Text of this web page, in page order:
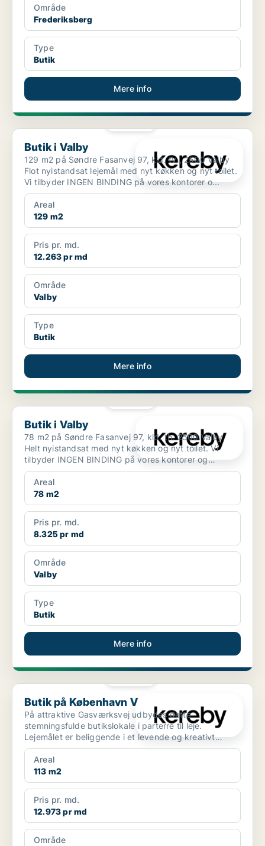
Område
Frederiksberg
Type
Butik
Mere info
Butik i Valby
Butik i Valby
129 m2 på Søndre Fasanvej 97, kld. tv., 2500 Valby
Flot nyistandsat lejemål med nyt køkken og nyt toilet.
Vi tilbyder INGEN BINDING på vores kontorer o...
Areal
129 m2
Pris pr. md.
12.263 pr md
Område
Valby
Type
Butik
Mere info
Butik i Valby
Butik i Valby
78 m2 på Søndre Fasanvej 97, kld. th. 2500 Valby
Helt nyistandsat med nyt køkken og nyt toilet. Vi
tilbyder INGEN BINDING på vores kontorer og
butikker...
Areal
78 m2
Pris pr. md.
8.325 pr md
Område
Valby
Type
Butik
Mere info
Butik på København V
Butik på København V
På attraktive Gasværksvej udbydes dette
stemningsfulde butikslokale i parterre til leje.
Lejemålet er beliggende i et levende og kreativt
område mellem Veste...
Areal
113 m2
Pris pr. md.
12.973 pr md
Område